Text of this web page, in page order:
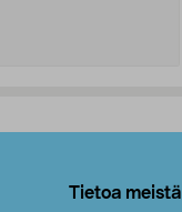
Tietoa meistä